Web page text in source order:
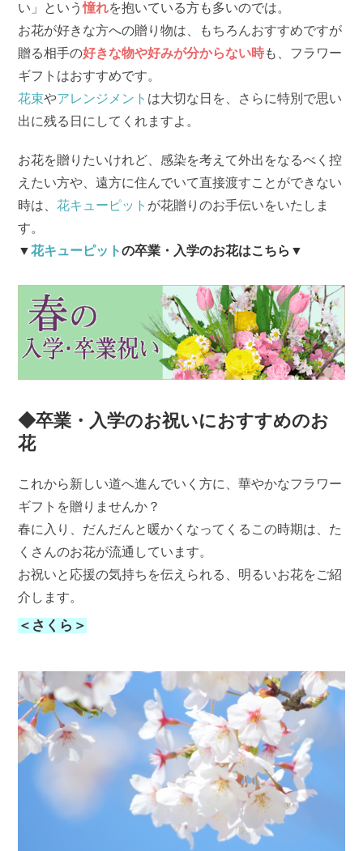
い」という憧れを抱いている方も多いのでは。
お花が好きな方への贈り物は、もちろんおすすめですが
贈る相手の好きな物や好みが分からない時も、フラワー
ギフトはおすすめです。
花束やアレンジメント は大切な日を、さらに特別で思い
出に残る日にしてくれますよ。
お花を贈りたいけれど、感染を考えて外出をなるべく控
えたい方や、遠方に住んでいて直接渡すことができない
時は、花キューピット が花贈りのお手伝いをいたしま
す。
▼花キューピットの卒業・入学のお花はこちら▼
◆卒業・入学のお祝いにおすすめのお
花
これから新しい道へ進んでいく方に、華やかなフラワー
ギフトを贈りませんか？
春に入り、だんだんと暖かくなってくるこの時期は、た
くさんのお花が流通しています。
お祝いと応援の気持ちを伝えられる、明るいお花をご紹
介します。
＜さくら＞